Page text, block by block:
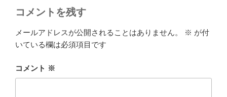
コメントを残す
メールアドレスが公開されることはありません。 ※ が付
いている欄は必須項目です
コメント ※